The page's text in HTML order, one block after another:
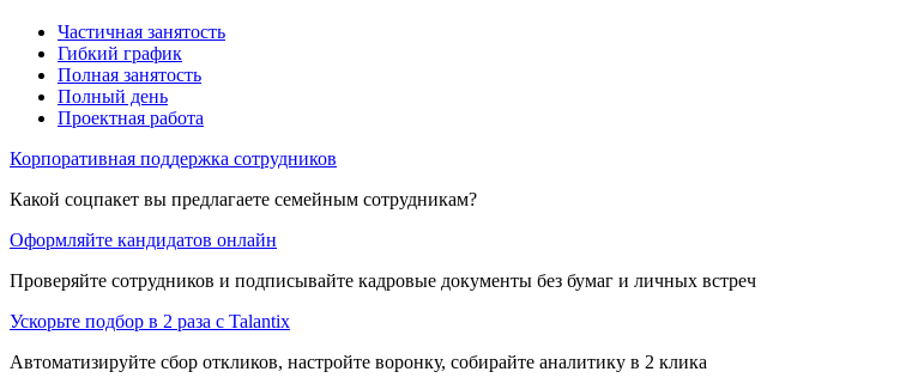
Частичная занятость
Гибкий график
Полная занятость
Полный день
Проектная работа
Корпоративная поддержка сотрудников
Какой соцпакет вы предлагаете семейным сотрудникам?
Оформляйте кандидатов онлайн
Проверяйте сотрудников и подписывайте кадровые документы без бумаг и личных встреч
Ускорьте подбор в 2 раза с Talantix
Автоматизируйте сбор откликов, настройте воронку, собирайте аналитику в 2 клика